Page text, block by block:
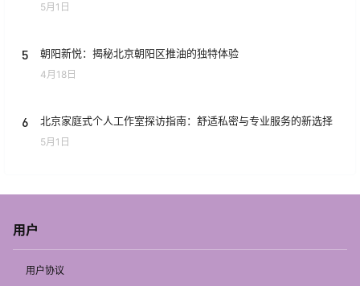
5月1日
5 朝阳新悦：揭秘北京朝阳区推油的独特体验
4月18日
6 北京家庭式个人工作室探访指南：舒适私密与专业服务的新选择
5月1日
用户
用户协议